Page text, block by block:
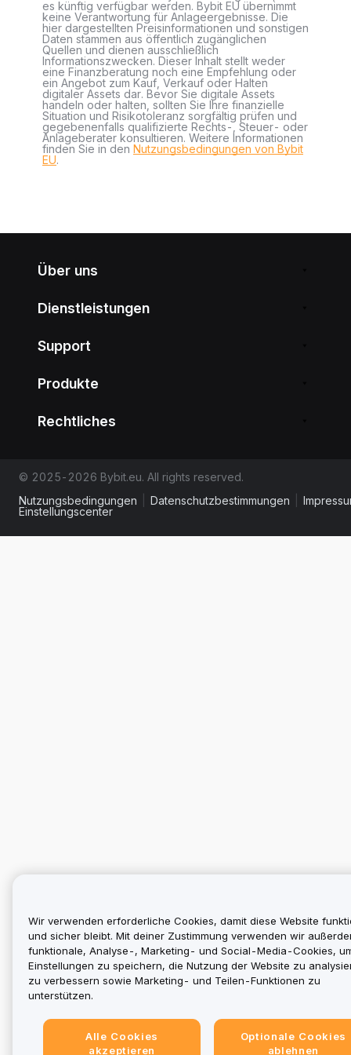
es künftig verfügbar werden. Bybit EU übernimmt
keine Verantwortung für Anlageergebnisse. Die
hier dargestellten Preisinformationen und sonstigen
Daten stammen aus öffentlich zugänglichen
Quellen und dienen ausschließlich
Informationszwecken. Dieser Inhalt stellt weder
eine Finanzberatung noch eine Empfehlung oder
ein Angebot zum Kauf, Verkauf oder Halten
digitaler Assets dar. Bevor Sie digitale Assets
handeln oder halten, sollten Sie Ihre finanzielle
Situation und Risikotoleranz sorgfältig prüfen und
gegebenenfalls qualifizierte Rechts-, Steuer- oder
Anlageberater konsultieren. Weitere Informationen
finden Sie in den Nutzungsbedingungen von Bybit
EU.
Über uns
Dienstleistungen
Support
Produkte
Rechtliches
© 2025-2026 Bybit.eu. All rights reserved.
Nutzungsbedingungen
Datenschutzbestimmungen
Einstellungscenter
Wir verwenden erforderliche Cookies, damit diese Website
und sicher bleibt. Mit deiner Zustimmung verwenden wir
funktionale, Analyse-, Marketing- und Social-Media-Cookies,
Einstellungen zu speichern, die Nutzung der Website zu
zu verbessern sowie Marketing- und Teilen-Funktionen zu
unterstützen.
Alle Cookies
akzeptieren
Optionale Cookies
ablehnen